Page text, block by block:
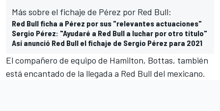
Más sobre el fichaje de Pérez por Red Bull:
Red Bull ficha a Pérez por sus "relevantes actuaciones"
Sergio Pérez: "Ayudaré a Red Bull a luchar por otro título"
Así anunció Red Bull el fichaje de Sergio Pérez para 2021
El compañero de equipo de Hamilton, Bottas, también
está encantado de la llegada a Red Bull del mexicano.